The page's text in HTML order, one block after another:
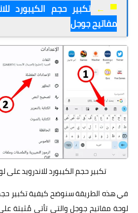
▀
← تكبير حجم الكيبورد
مفاتيح جوجل
تكبير حجم الكيبورد للاندرويد
في هذه الطريقة سنوضح كيفية تكبير حجم
لوحة مفاتيح جوجل والتي تأتي مُثبتة